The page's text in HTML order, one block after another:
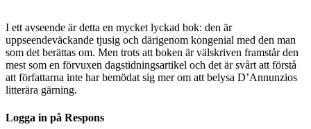
I ett avseende är detta en mycket lyckad bok: den är
uppseendeväckande tjusig och därigenom kongenial med den man
som det berättas om. Men trots att boken är välskriven framstår den
mest som en förvuxen dagstidningsartikel och det är svårt att förstå
att författarna inte har bemödat sig mer om att belysa D’Annunzios
litterära gärning.
Logga in på Respons